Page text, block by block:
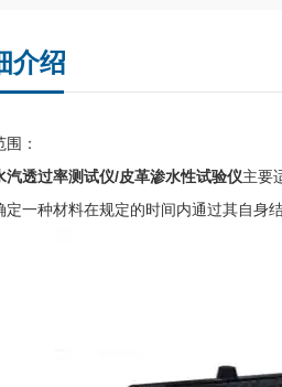
介绍
：
汽透过率测试仪/皮革渗水性试验仪主要
定一种材料在规定的时间内通过其自身